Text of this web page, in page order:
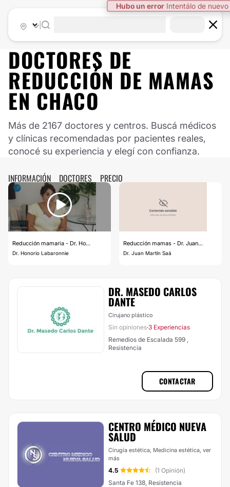
Hubo un error Intentálo de nuevo
DOCTORES DE
REDUCCIÓN DE MAMAS
EN CHACO
Más de 2167 doctores y centros. Buscá médicos
y clínicas recomendadas por pacientes reales,
conocé su experiencia y elegí con confianza.
INFORMACIÓN DOCTORES PRECIO
Reducción mamaria - Dr. Ho...
Dr. Honorio Labaronnie
Reducción mamas - Dr. Juan...
Dr. Juan Martín Saá
DR. MASEDO CARLOS
DANTE
Cirujano plástico
Sin opiniones·3 Experiencias
Remedios de Escalada 599 ,
Resistencia
CONTACTAR
CENTRO MÉDICO NUEVA
SALUD
Cirugía estética, Medicina estética, ver
más
4.5
(1 Opinión)
Santa Fe 138, Resistencia